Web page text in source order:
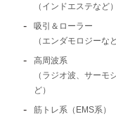
（インドエステなど）
吸引＆ローラー
（エンダモロジーなど
高周波系
（ラジオ波、サーモ
ど）
筋トレ系（EMS系）